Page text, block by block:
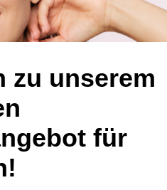
zu unserem
für